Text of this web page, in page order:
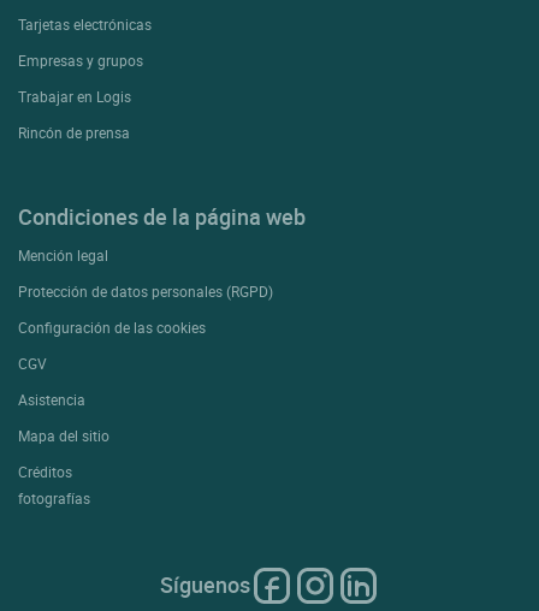
Tarjetas electrónicas
Empresas y grupos
Trabajar en Logis
Rincón de prensa
Condiciones de la página web
Mención legal
Protección de datos personales (RGPD)
Configuración de las cookies
CGV
Asistencia
Mapa del sitio
Créditos
fotografías
Síguenos